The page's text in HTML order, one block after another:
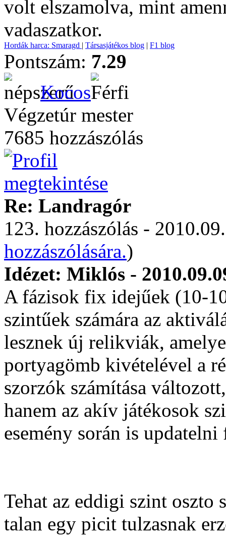
volt elszamolva, mint
vadaszatkor.
Hordák harca: Smaragd | Társasjátékos blog | F1 blog
Pontszám: 7.29
Kocos
Végzetúr mester
7685 hozzászólás
Re: Landragór
123. hozzászólás -
hozzászólására.)
Idézet: Miklós -
A fázisok fix idejűek (10-
szintűek számára az
lesznek új relikviák,
portyagömb kivételével a
szorzók számítása
hanem az akív játékosok
esemény során is
Tehat az eddigi szint oszto
talan egy picit tulzasnak